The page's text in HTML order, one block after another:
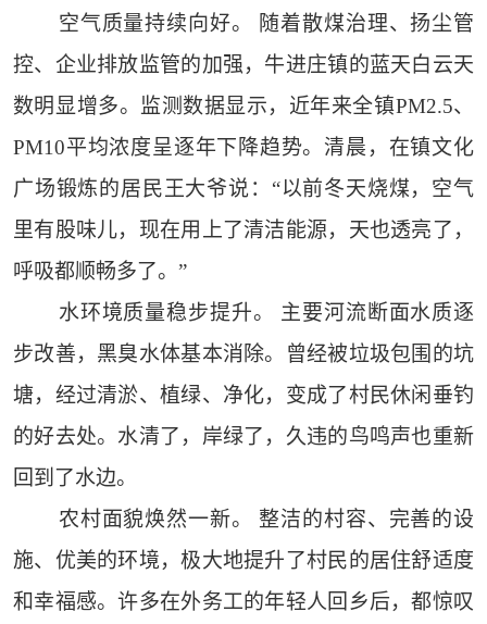
空气质量持续向好。 随着散煤治理、扬尘管
控、企业排放监管的加强，牛进庄镇的蓝天白云天
数明显增多。监测数据显示，近年来全镇PM2.5、
PM10平均浓度呈逐年下降趋势。清晨，在镇文化
广场锻炼的居民王大爷说：“以前冬天烧煤，空气
里有股味儿，现在用上了清洁能源，天也透亮了，
呼吸都顺畅多了。”
水环境质量稳步提升。 主要河流断面水质逐
步改善，黑臭水体基本消除。曾经被垃圾包围的坑
塘，经过清淤、植绿、净化，变成了村民休闲垂钓
的好去处。水清了，岸绿了，久违的鸟鸣声也重新
回到了水边。
农村面貌焕然一新。 整洁的村容、完善的设
施、优美的环境，极大地提升了村民的居住舒适度
和幸福感。许多在外务工的年轻人回乡后，都惊叹